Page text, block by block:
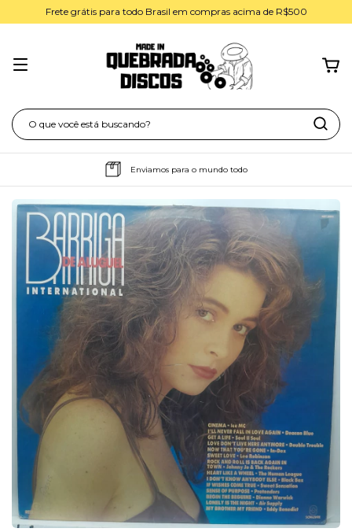
Frete grátis para todo Brasil em compras acima de R$500
Enviamos para o mundo todo